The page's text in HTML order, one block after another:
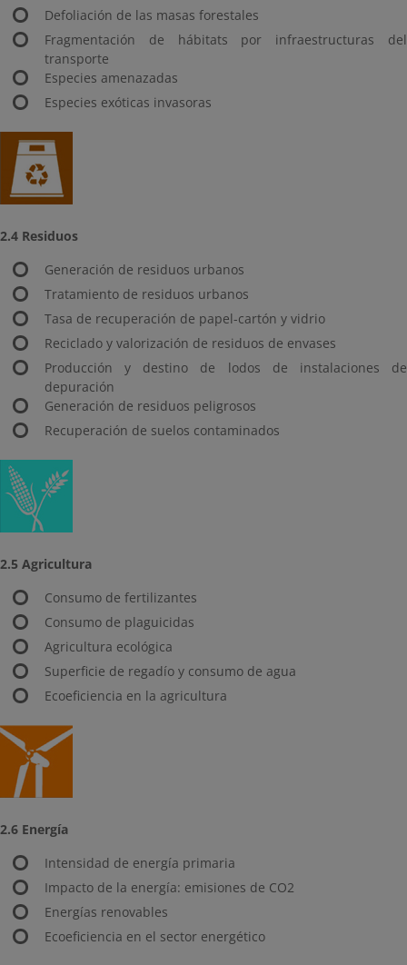
Defoliación de las masas forestales
Fragmentación de hábitats por infraestructuras del
transporte
Especies amenazadas
Especies exóticas invasoras
2.4 Residuos
Generación de residuos urbanos
Tratamiento de residuos urbanos
Tasa de recuperación de papel-cartón y vidrio
Reciclado y valorización de residuos de envases
Producción y destino de lodos de instalaciones de
depuración
Generación de residuos peligrosos
Recuperación de suelos contaminados
2.5 Agricultura
Consumo de fertilizantes
Consumo de plaguicidas
Agricultura ecológica
Superficie de regadío y consumo de agua
Ecoeficiencia en la agricultura
2.6 Energía
Intensidad de energía primaria
Impacto de la energía: emisiones de CO2
Energías renovables
Ecoeficiencia en el sector energético